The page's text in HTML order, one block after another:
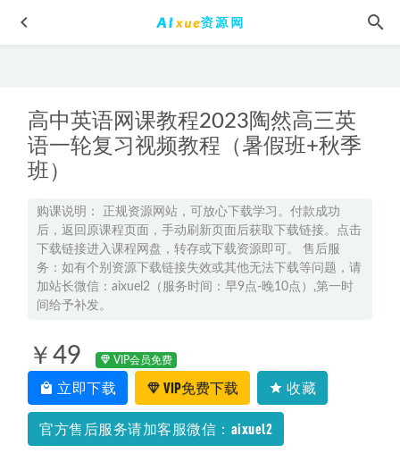
高中英语网课教程2023陶然高三英
语一轮复习视频教程（暑假班+秋季
班）
购课说明： 正规资源网站，可放心下载学习。付款成功
后，返回原课程页面，手动刷新页面后获取下载链接。点击
下载链接进入课程网盘，转存或下载资源即可。 售后服
务：如有个别资源下载链接失效或其他无法下载等问题，请
加站长微信：aixuel2（服务时间：早9点-晚10点）,第一时
间给予补发。
￥49 VIP会员免费
立即下载 VIP免费下载 收藏
官方售后服务请加客服微信：aixuel2
王后雄2025高考押题预测卷河南专版 2025-05-04
2025高三地理二三轮复习寒假班+春季班+点睛押题班
2025-
03-03
有道2026高东辉高三化学高考一轮复习暑假班网课教程 2025-
07-02
杰高中物理教学视频 2021-06-20
文煦刚高中英语网课2024文煦刚高三英语a+24年高考英语一
轮复习（暑假班+秋季班） 2024-01-14